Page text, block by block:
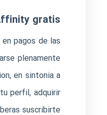
gratis
pagos de las
plenamente
en sintonia a
perfil, adquirir
suscribirte.